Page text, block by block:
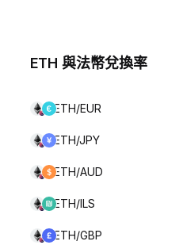
ETH 與法幣兌換率
ETH/EUR
ETH/JPY
ETH/AUD
ETH/ILS
ETH/GBP